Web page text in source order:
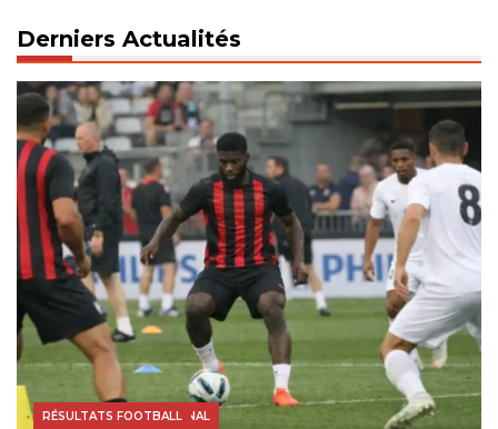
Derniers Actualités
FOOTBALL INTERNATIONAL
RÉSULTATS FOOTBALL